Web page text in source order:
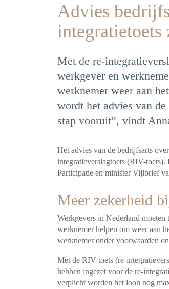
Advies
integratietoets
Met de re-
werkgever en
werknemer weer aan
wordt het advies van
stap vooruit”, vindt
Het advies van de bedrijfsarts
integratieverslagtoets (RIV-toets).
Participatie en minister Vijlbrief
Meer zekerheid
Werkgevers in Nederland moeten
werknemer helpen om weer aan
werknemer onder voorwaarden
Met de RIV-toets (re-
hebben ingezet voor de re-
verplicht worden het loon nog